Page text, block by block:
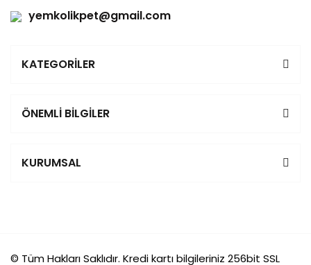
yemkolikpet@gmail.com
KATEGORİLER
ÖNEMLİ BİLGİLER
KURUMSAL
© Tüm Hakları Saklıdır. Kredi kartı bilgileriniz 256bit SSL